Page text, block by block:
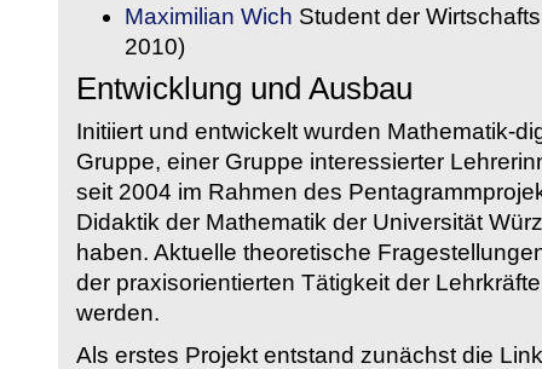
Maximilian Wich Student der
2010)
Entwicklung und Ausbau
Initiiert und entwickelt wurden Mathematik-
Gruppe, einer Gruppe interessierter
seit 2004 im Rahmen des
Didaktik der Mathematik der Universität
haben. Aktuelle theoretische
der praxisorientierten Tätigkeit der
werden.
Als erstes Projekt entstand zunächst die